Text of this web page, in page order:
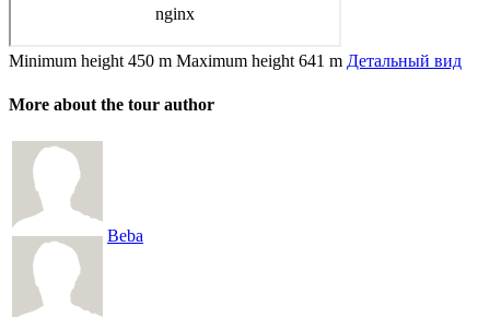
Minimum height 450 m Maximum height 641 m Детальный вид
More about the tour author
Beba